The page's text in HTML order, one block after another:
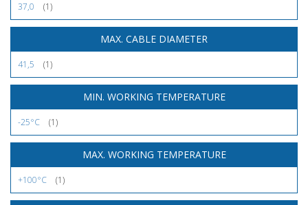
37,0 (1)
MAX. CABLE DIAMETER
41,5 (1)
MIN. WORKING TEMPERATURE
-25°C (1)
MAX. WORKING TEMPERATURE
+100°C (1)